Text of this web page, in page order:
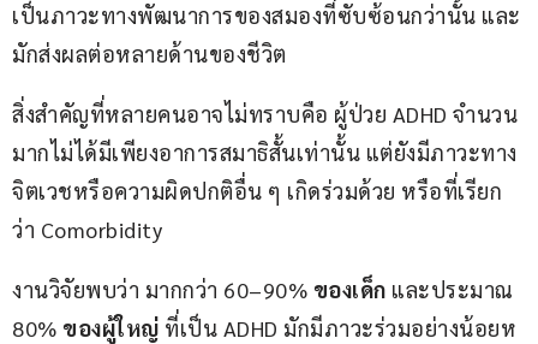
เป็นภาวะทางพัฒนาการของสมองที่ซับซ้อนกว่านั้น และ
มักส่งผลต่อหลายด้านของชีวิต
สิ่งสำคัญที่หลายคนอาจไม่ทราบคือ ผู้ป่วย ADHD จำนวน
มากไม่ได้มีเพียงอาการสมาธิสั้นเท่านั้น แต่ยังมีภาวะทาง
จิตเวชหรือความผิดปกติอื่น ๆ เกิดร่วมด้วย หรือที่เรียก
ว่า Comorbidity
งานวิจัยพบว่า มากกว่า 60–90% ของเด็ก และประมาณ
80% ของผู้ใหญ่ ที่เป็น ADHD มักมีภาวะร่วมอย่างน้อยห